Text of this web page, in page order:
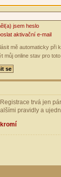
jsem heslo
aktivační e-mail
mě automaticky při
můj online stav pro
trvá jen
pravidly a